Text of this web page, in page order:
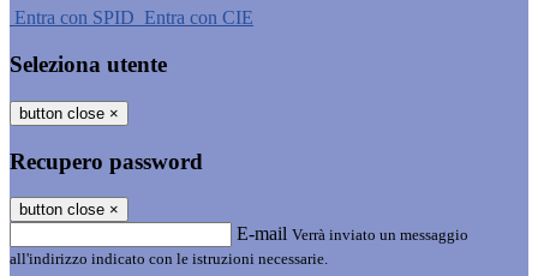
Entra con SPID Entra con CIE
Seleziona utente
button close ×
Recupero password
button close ×
E-mail Verrà inviato un messaggio
all'indirizzo indicato con le istruzioni necessarie.